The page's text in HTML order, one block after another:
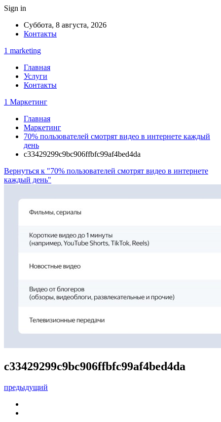
Sign in
Суббота, 8 августа, 2026
Контакты
1 marketing
Главная
Услуги
Контакты
1 Маркетинг
Главная
Маркетинг
70% пользователей смотрят видео в интернете каждый
день
c33429299c9bc906ffbfc99af4bed4da
Вернуться к "70% пользователей смотрят видео в интернете
каждый день"
c33429299c9bc906ffbfc99af4bed4da
предыдущий